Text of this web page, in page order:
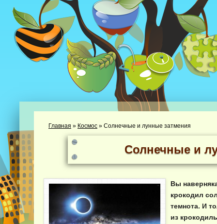
Главная » Космос » Солнечные и лунные затмения
Солнечные и
Вы
крокодил
темнота. И
из